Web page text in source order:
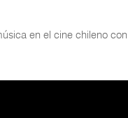
en el cine chileno